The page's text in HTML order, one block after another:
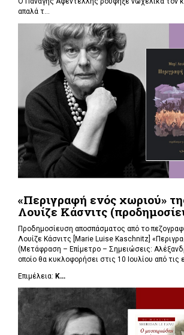
απαλά τ...
«Περιγραφή ενός χωριού»
Λουίζε Κάσνιτς
Προδημοσίευση αποσπάσματος από το
Λουίζε Κάσνιτς [Marie Luise Kaschnitz]
(Μετάφραση – Επίμετρο – Σημειώσεις:
οποίο θα κυκλοφορήσει στις 10 Ιουλίου από τις
Επιμέλεια: Κ...